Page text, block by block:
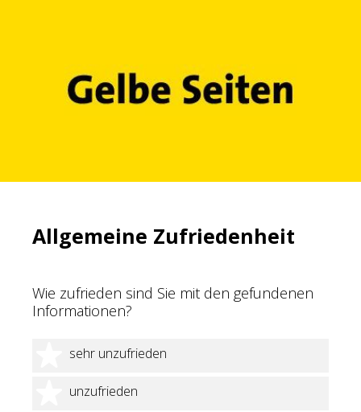
Allgemeine Zufriedenheit
Wie zufrieden sind Sie mit den gefundenen
Informationen?
sehr unzufrieden
1 Stern
unzufrieden
2 Sterne